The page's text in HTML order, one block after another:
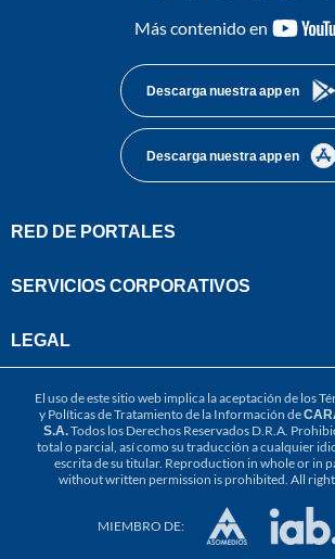
Más contenido en
Descarga nuestra app en
Descarga nuestra app en
RED DE PORTALES
SERVICIOS CORPORATIVOS
LEGAL
El uso de este sitio web implica la aceptación de los
y Políticas de Tratamiento de la Información de
S.A.Todos los Derechos Reservados D.R.A.
total o parcial, así como su traducción a cualquier
escrita de su titular. Reproduction in whole or in
without written permission is prohibited. All
MIEMBRO DE: